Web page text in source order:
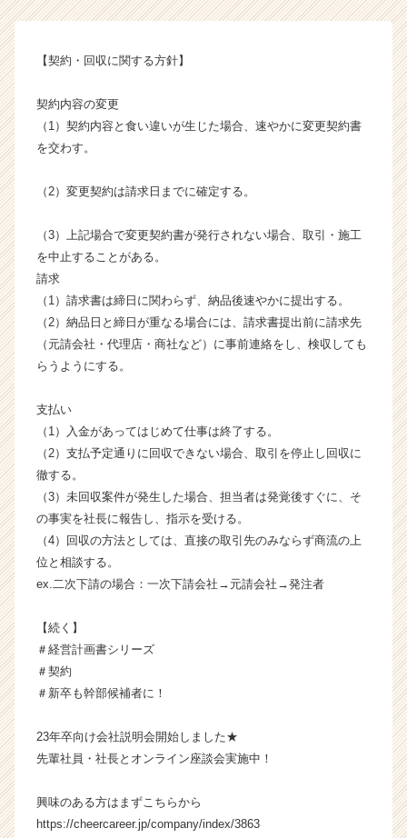
ャ
長
ら
カ
ウ
が
届
く
就
ト
チ
キ
リ
ア
h
r
r
e
r）
【契約・回収に関する方針】
契約内容の変更
（1）契約内容と食い違いが生じた場合、速やかに変更契約書
を交わす。
（2）変更契約は請求日までに確定する。
（3）上記場合で変更契約書が発行されない場合、取引・施工
を中止することがある。
請求
（1）請求書は締日に関わらず、納品後速やかに提出する。
（2）納品日と締日が重なる場合には、請求書提出前に請求先
（元請会社・代理店・商社など）に事前連絡をし、検収しても
らうようにする。
支払い
（1）入金があってはじめて仕事は終了する。
（2）支払予定通りに回収できない場合、取引を停止し回収に
徹する。
（3）未回収案件が発生した場合、担当者は発覚後すぐに、そ
の事実を社長に報告し、指示を受ける。
（4）回収の方法としては、直接の取引先のみならず商流の上
位と相談する。
ex.二次下請の場合：一次下請会社→元請会社→発注者
【続く】
＃経営計画書シリーズ
＃契約
＃新卒も幹部候補者に！
23年卒向け会社説明会開始しました★
先輩社員・社長とオンライン座談会実施中！
興味のある方はまずこちらから
https://cheercareer.jp/company/index/3863